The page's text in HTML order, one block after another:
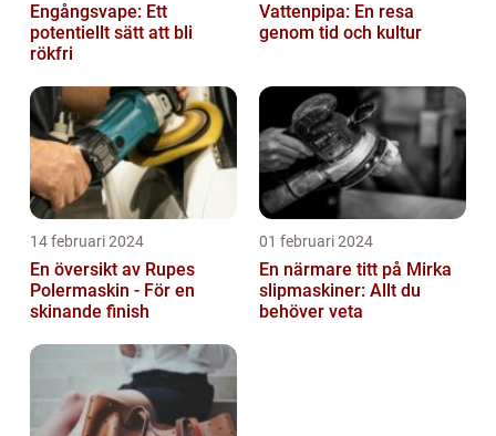
Engångsvape: Ett
potentiellt sätt att bli
rökfri
Vattenpipa: En resa
genom tid och kultur
14 februari 2024
En översikt av Rupes
Polermaskin - För en
skinande finish
01 februari 2024
En närmare titt på Mirka
slipmaskiner: Allt du
behöver veta